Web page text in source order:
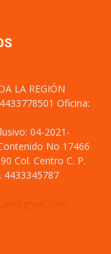
LA REGIÓN
Oficina:
04-2021-
No 17466
Col. Centro C. P.
4433345787